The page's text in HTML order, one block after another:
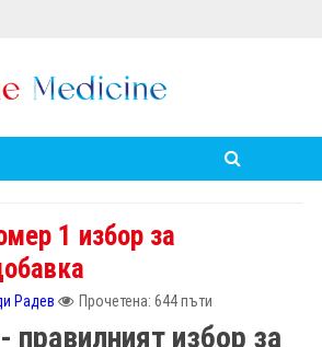
1 избор за
Радев Прочетена: 644 пъти
правилният избор за